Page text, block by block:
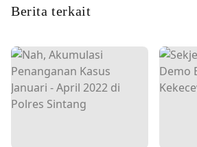
Berita terkait